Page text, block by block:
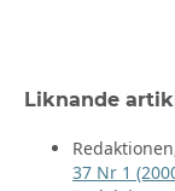
Liknande
37 Nr 1